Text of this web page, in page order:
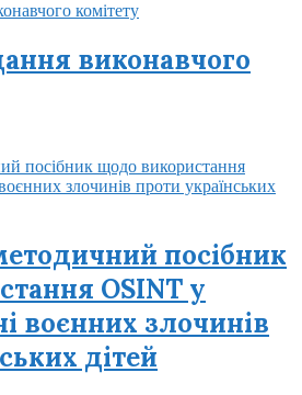
виконавчого
посібник
OSINT у
воєнних злочинів
дітей